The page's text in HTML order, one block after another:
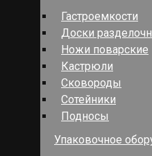
Гастроемкости
Доски
Ножи поварские
Кастрюли
Сковороды
Сотейники
Подносы
Упаковочное